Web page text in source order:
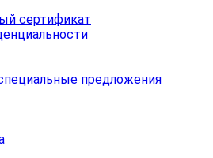
сертификат
предложения